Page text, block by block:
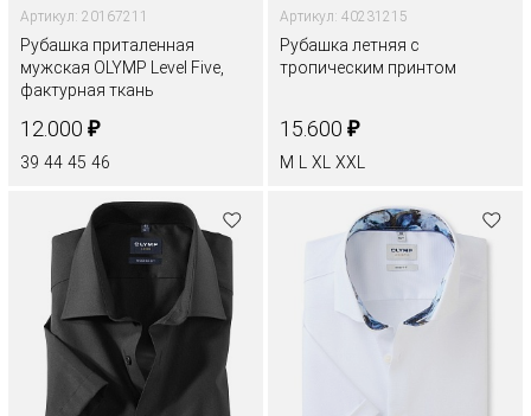
Артикул: 20167211
Рубашка приталенная
мужская OLYMP Level Five,
фактурная ткань
12.000 ₽
39 44 45 46
Артикул: 40231215
Рубашка летняя с
тропическим принтом
15.600 ₽
M L XL XXL